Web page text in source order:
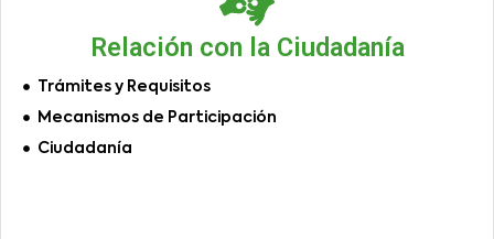
Relación con la Ciudadanía
Trámites y Requisitos
Mecanismos de Participación
Ciudadanía